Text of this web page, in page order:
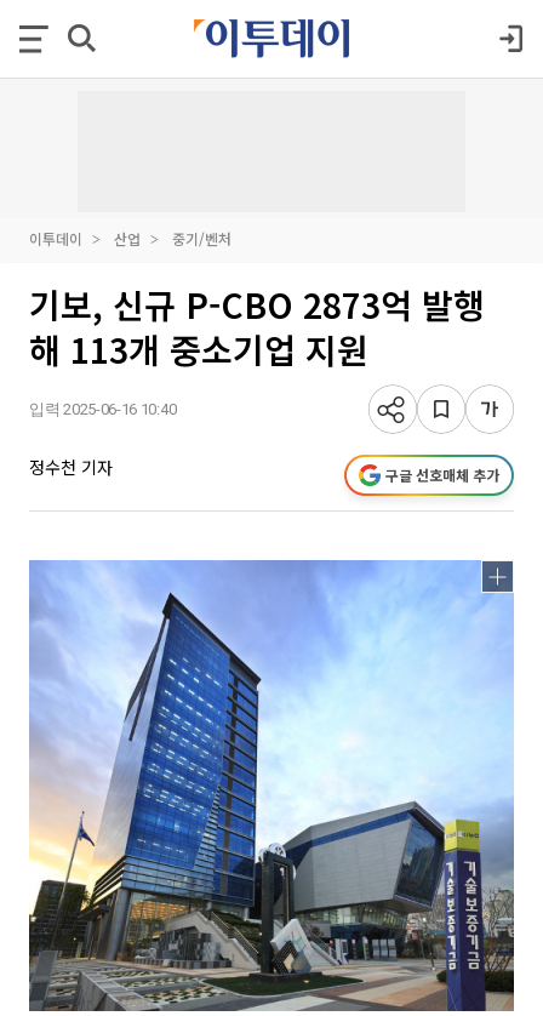
이투데이 산업 중기/벤처
기보, 신규 P-CBO 2873억 발행
해 113개 중소기업 지원
입력 2025-06-16 10:40
정수천 기자 구글 선호매체 추가